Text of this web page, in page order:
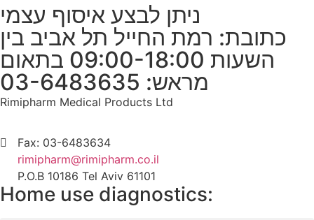
ניתן לבצע איסוף עצמי
כתובת: רמת החייל תל אביב בין
השעות 09:00-18:00 בתאום
מראש: 03-6483635
Rimipharm Medical Products Ltd
Fax: 03-6483634
rimipharm@rimipharm.co.il
P.O.B 10186 Tel Aviv 61101
Home use diagnostics: